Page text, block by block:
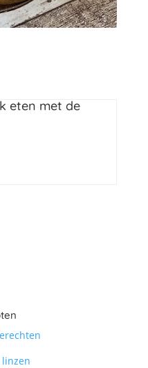
eten met de
linzen